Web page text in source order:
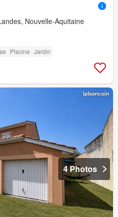
Nouvelle-Aquitaine
Piscine Jardin
4 Photos